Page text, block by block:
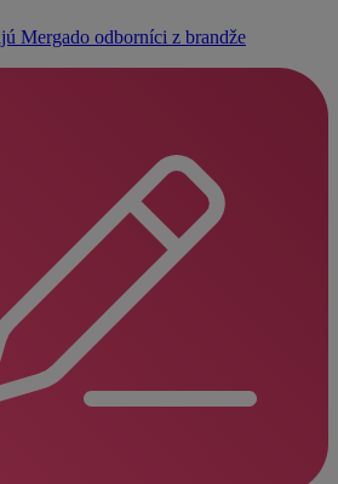
Mergado odborníci z brandže